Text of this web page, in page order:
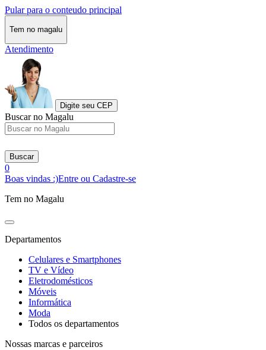
Pular para o conteudo principal
Tem no magalu
Atendimento
Digite seu CEP
Buscar no Magalu
Buscar
0
Boas vindas :)Entre ou Cadastre-se
Tem no Magalu
Departamentos
Celulares e Smartphones
TV e Vídeo
Eletrodomésticos
Móveis
Informática
Moda
Todos os departamentos
Nossas marcas e parceiros